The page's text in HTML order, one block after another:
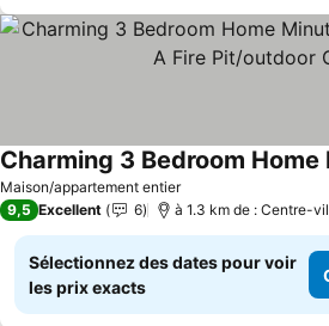
Maison/appartement entier
Consulter les prix
9,5 Excellent 6 à 1.3 km de : Centre-
Sélectionnez des dates pour voir
les prix exacts